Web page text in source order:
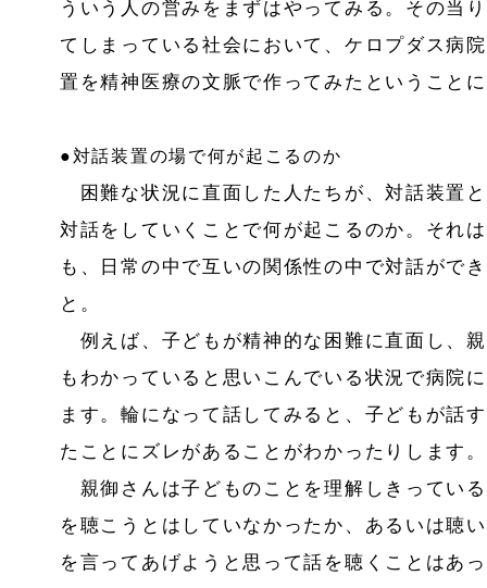
ういう人の営みをまずはやってみる。その当
てしまっている社会において、ケロプダス病
置を精神医療の文脈で作ってみたということ
●対話装置の場で何が起こるのか
困難な状況に直面した人たちが、対話装置
対話をしていくことで何が起こるのか。それ
も、日常の中で互いの関係性の中で対話がで
と。
例えば、子どもが精神的な困難に直面し、
もわかっていると思いこんでいる状況で病院
ます。輪になって話してみると、子どもが話
たことにズレがあることがわかったりします。
親御さんは子どものことを理解しきってい
を聴こうとはしていなかったか、あるいは聴
を言ってあげようと思って話を聴くことはあ